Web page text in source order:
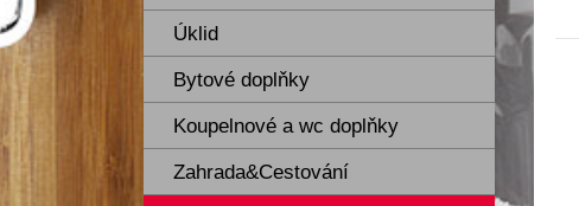
Úklid
Bytové doplňky
Koupelnové a wc doplňky
Zahrada&Cestování